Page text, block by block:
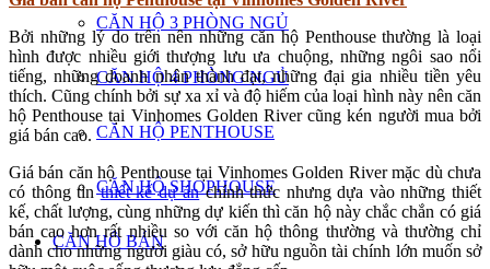
CĂN HỘ 3 PHÒNG NGỦ
CĂN HỘ 4 PHÒNG NGỦ
CĂN HỘ PENTHOUSE
CĂN HỘ SHOPHOUSE
CĂN HỘ BÁN
Bởi những lý do trên nên những căn hộ Penthouse thường là loại
hình được nhiều giới thượng lưu ưa chuộng, những ngôi sao nổi
tiếng, những doanh nhân thành đạt, những đại gia nhiều tiền yêu
thích. Cũng chính bởi sự xa xỉ và độ hiếm của loại hình này nên căn
hộ Penthouse tại Vinhomes Golden River cũng kén người mua bởi
giá bán cao.
Giá bán căn hộ Penthouse tại Vinhomes Golden River mặc dù chưa
có thông tinthiết kế dự ánchính thức nhưng dựa vào những thiết
kế, chất lượng, cùng những dự kiến thì căn hộ này chắc chắn có giá
bán cao hơn rất nhiều so với căn hộ thông thường và thường chỉ
dành cho những người giàu có, sở hữu nguồn tài chính lớn muốn sở